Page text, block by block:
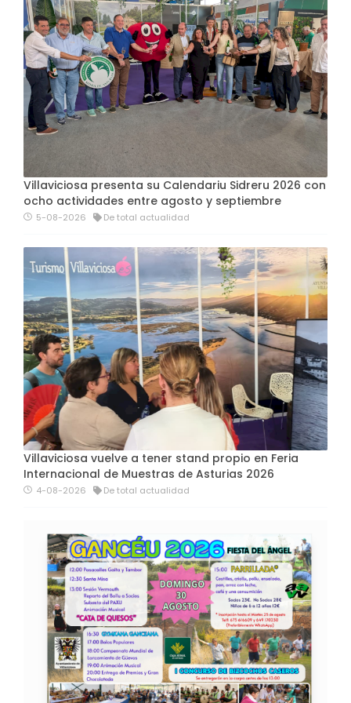
Villaviciosa presenta su Calendariu Sidreru 2026 con
ocho actividades entre agosto y septiembre
5-08-2026 De total actualidad
Villaviciosa vuelve a tener stand propio en Feria
Internacional de Muestras de Asturias 2026
4-08-2026 De total actualidad